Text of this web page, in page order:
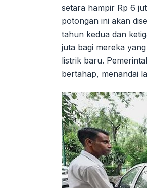
setara hampir Rp 6
potongan ini akan
tahun kedua dan
juta bagi mereka
listrik baru.
bertahap, menandai